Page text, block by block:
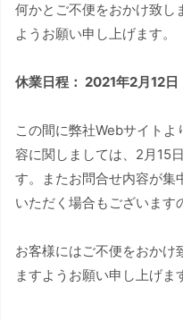
何かとご不便をおかけ致し
ようお願い申し上げます。
休業日程： 2021年2月12日
この間に弊社Webサイト
容に関しましては、2月15
す。またお問合せ内容が集
いただく場合もございます
お客様にはご不便をおかけ
ますようお願い申し上げま